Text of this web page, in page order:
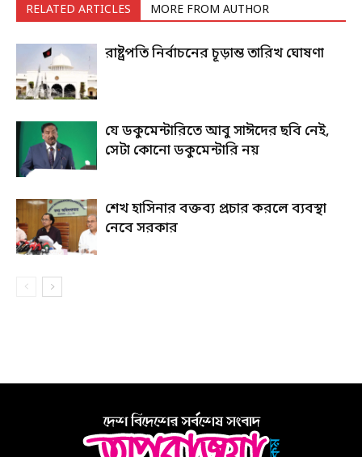
RELATED ARTICLES MORE FROM AUTHOR
রাষ্ট্রপতি নির্বাচনের চূড়ান্ত তারিখ ঘোষণা
যে ডকুমেন্টারিতে আবু সাঈদের ছবি নেই,
সেটা কোনো ডকুমেন্টারি নয়
শেখ হাসিনার বক্তব্য প্রচার করলে ব্যবস্থা
নেবে সরকার